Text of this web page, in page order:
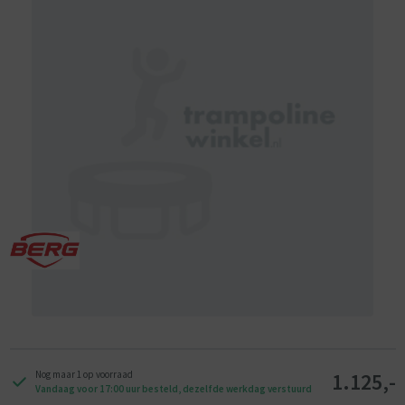
Door de verstelbare stoel kan je jarenlang genieten van je skelter. De
stoel kan je in 6 verschillende posities plaatsen, waardoor je de ideale
luchtbanden. Luchtbanden zorgen voor meer grip op de weg en het
zorgt dat je lekkerder rijdt.
Nog maar 1 op voorraad
Vandaag voor 17:00 uur besteld, dezelfde werkdag verstuurd
1.125,-